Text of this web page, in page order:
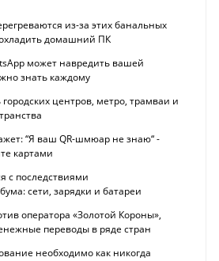
из-за этих банальных
домашний ПК
может навредить вашей
знать каждому
центров, метро, трамваи и
“Я ваш QR-шмюар не знаю“ -
картами
с последствиями
сети, зарядки и батареи
оператора «Золотой Короны»,
переводы в ряде стран
необходимо как никогда